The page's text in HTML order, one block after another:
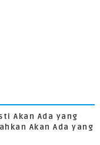
Akan Ada yang
Akan Ada yang